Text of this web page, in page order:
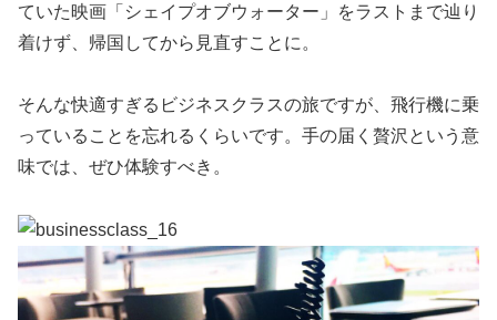
ていた映画「シェイプオブウォーター」をラストまで辿り
着けず、帰国してから見直すことに。
そんな快適すぎるビジネスクラスの旅ですが、飛行機に乗
っていることを忘れるくらいです。手の届く贅沢という意
味では、ぜひ体験すべき。